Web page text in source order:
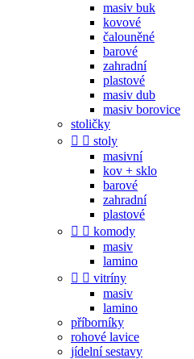
masiv buk
kovové
čalouněné
barové
zahradní
plastové
masiv dub
masiv borovice
stoličky
  stoly
masivní
kov + sklo
barové
zahradní
plastové
  komody
masiv
lamino
  vitríny
masiv
lamino
příborníky
rohové lavice
jídelní sestavy